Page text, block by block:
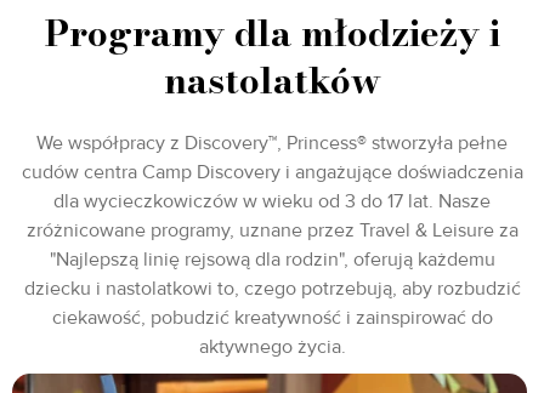
Programy dla młodzieży i
nastolatków
We współpracy z Discovery™, Princess® stworzyła pełne
cudów centra Camp Discovery i angażujące doświadczenia
dla wycieczkowiczów w wieku od 3 do 17 lat. Nasze
zróżnicowane programy, uznane przez Travel & Leisure za
"Najlepszą linię rejsową dla rodzin", oferują każdemu
dziecku i nastolatkowi to, czego potrzebują, aby rozbudzić
ciekawość, pobudzić kreatywność i zainspirować do
aktywnego życia.